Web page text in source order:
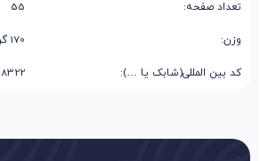
تعداد صفحه: 55
وزن: 170 گرم
کد بین المللی(شابک یا …):